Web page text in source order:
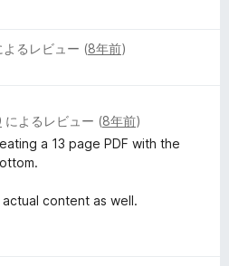
よるレビュー (8年前)
によるレビュー (8年前)
a 13 page PDF with the
content as well.